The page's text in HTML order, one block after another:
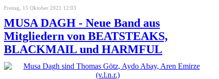
Freitag, 15 Oktober 2021 12:03
MUSA DAGH - Neue Band aus
Mitgliedern von BEATSTEAKS,
BLACKMAIL und HARMFUL